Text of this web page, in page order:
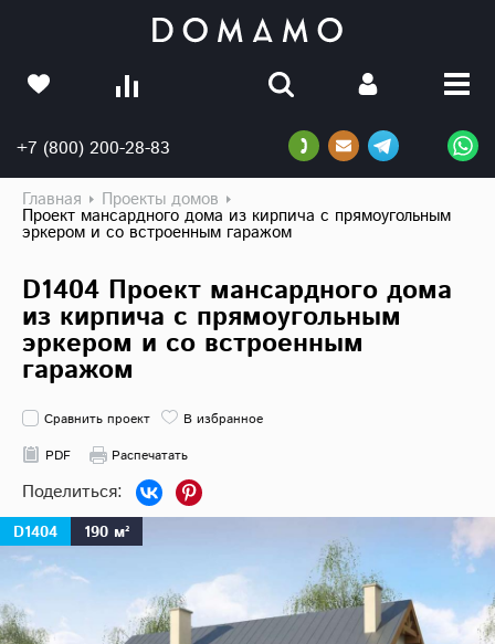
+7 (800) 200-28-83
Главная Проекты домов
Проект мансардного дома из кирпича с прямоугольным
эркером и со встроенным гаражом
D1404 Проект мансардного дома
из кирпича с прямоугольным
эркером и со встроенным
гаражом
Сравнить проект
В избранное
PDF
Распечатать
D1404 190 м²